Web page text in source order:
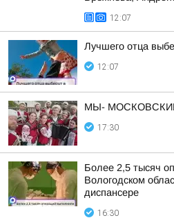
12:07
Лучшего отца
12:07
МЫ-
17:30
Более 2,5 тысяч
Вологодском
диспансере
16:30